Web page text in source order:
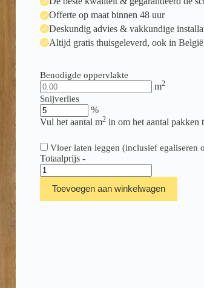
Offerte op maat binnen 48 uur
Deskundig advies & vakkundige
Altijd gratis thuisgeleverd, ook in België
Benodigde oppervlakte
m2
Snijverlies
%
Vul het aantal m2in om het aantal pakken
Vloer laten leggen (inclusief egaliseren
Totaalprijs -
Therdex
Regular
Serie
2540
Toevoegen aan winkelwagen